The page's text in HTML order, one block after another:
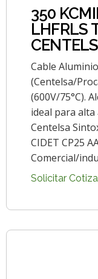
350
LHFRLS
Cable
(Centelsa/
(600V/75°C).
ideal para alta
Centelsa
CIDET CP25
Comercial/
Solicitar